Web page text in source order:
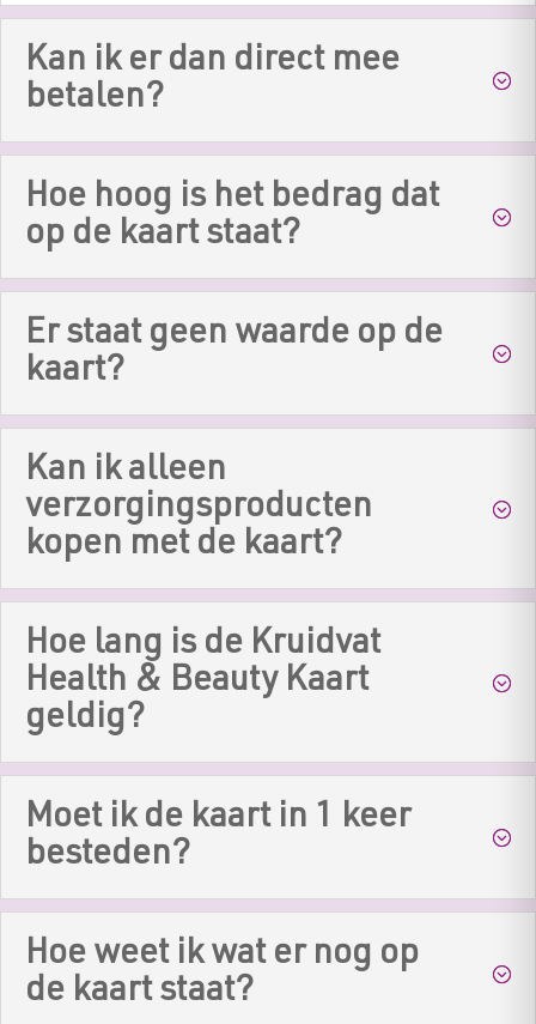
Kan ik er dan direct mee
betalen?
Hoe hoog is het bedrag dat
op de kaart staat?
Er staat geen waarde op de
kaart?
Kan ik alleen
verzorgingsproducten
kopen met de kaart?
Hoe lang is de Kruidvat
Health & Beauty Kaart
geldig?
Moet ik de kaart in 1 keer
besteden?
Hoe weet ik wat er nog op
de kaart staat?